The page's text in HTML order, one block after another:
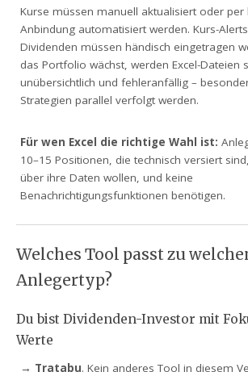
Kurse müssen manuell aktualisiert oder per
Anbindung automatisiert werden. Kurs-
Dividenden müssen händisch eingetragen
das Portfolio wächst, werden Excel-Dateien
unübersichtlich und fehleranfällig –
Strategien parallel verfolgt werden.
Für wen Excel die richtige Wahl ist:
10–15 Positionen, die technisch versiert
über ihre Daten wollen, und keine
Benachrichtigungsfunktionen benötigen.
Welches Tool passt zu
Anlegertyp?
Du bist Dividenden-Investor mit
Werte
→ Tratabu. Kein anderes Tool in diesem